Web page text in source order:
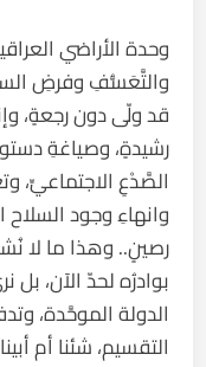
وحدة الأراضي
والتَّعَسُّفِ وفرضِ
قد ولّى دون رجعةٍ،
رشيدةٍ، وصياغةِ
الصَّدْعِ الاجتماعيِّ،
وانهاءِ وجود السلاح
رصينٍ.. وهذا ما لا
بوادرُه لحدّ الآن،
الدولة الموحَّدة،
التقسيم، شئنا أم